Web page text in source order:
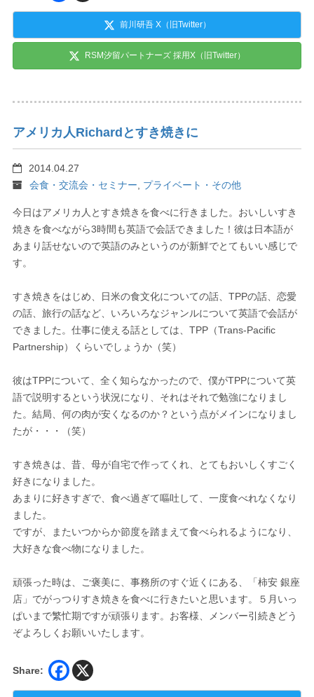
前川研吾 X（旧Twitter）
RSM汐留パートナーズ 採用X（旧Twitter）
アメリカ人Richardとすき焼きに
2014.04.27
会食・交流会・セミナー, プライベート・その他
今日はアメリカ人とすき焼きを食べに行きました。おいしいすき
焼きを食べながら3時間も英語で会話できました！彼は日本語が
あまり話せないので英語のみというのが新鮮でとてもいい感じで
す。
すき焼きをはじめ、日米の食文化についての話、TPPの話、恋愛
の話、旅行の話など、いろいろなジャンルについて英語で会話が
できました。仕事に使える話としては、TPP（Trans-Pacific
Partnership）くらいでしょうか（笑）
彼はTPPについて、全く知らなかったので、僕がTPPについて英
語で説明するという状況になり、それはそれで勉強になりまし
た。結局、何の肉が安くなるのか？という点がメインになりまし
たが・・・（笑）
すき焼きは、昔、母が自宅で作ってくれ、とてもおいしくすごく
好きになりました。
あまりに好きすぎで、食べ過ぎて嘔吐して、一度食べれなくなり
ました。
ですが、またいつからか節度を踏まえて食べられるようになり、
大好きな食べ物になりました。
頑張った時は、ご褒美に、事務所のすぐ近くにある、「柿安 銀座
店」でがっつりすき焼きを食べに行きたいと思います。５月いっ
ぱいまで繁忙期ですが頑張ります。お客様、メンバー引続きどう
ぞよろしくお願いいたします。
Share: